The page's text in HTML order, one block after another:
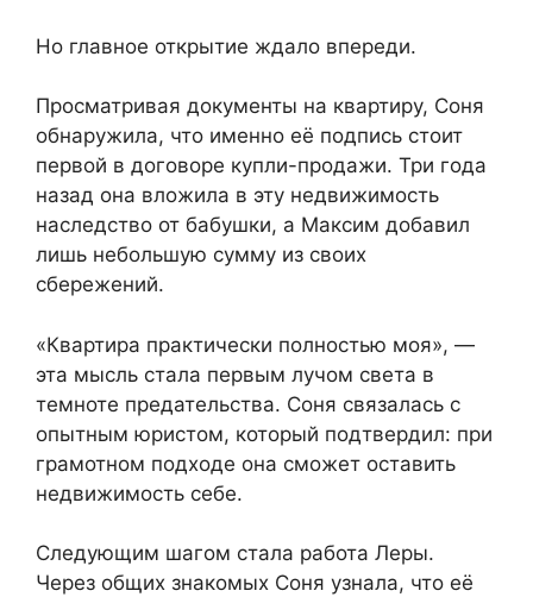
Но главное открытие ждало впереди.
Просматривая документы на квартиру, Соня
обнаружила, что именно её подпись стоит
первой в договоре купли-продажи. Три года
назад она вложила в эту недвижимость
наследство от бабушки, а Максим добавил
лишь небольшую сумму из своих
сбережений.
«Квартира практически полностью моя», —
эта мысль стала первым лучом света в
темноте предательства. Соня связалась с
опытным юристом, который подтвердил: при
грамотном подходе она сможет оставить
недвижимость себе.
Следующим шагом стала работа Леры.
Через общих знакомых Соня узнала, что её